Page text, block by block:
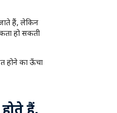
हैं, लेकिन
हो सकती
होने का ऊँचा